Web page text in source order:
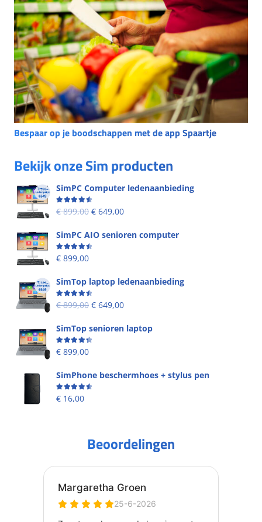
Bespaar op je boodschappen met de app Spaartje
Bekijk onze Sim producten
SimPC Computer ledenaanbieding
Beoordeling 4.60uit 5
€899,00 € 649,00
SimPC AIO senioren computer
Beoordeling
€ 899,00
SimTop laptop ledenaanbieding
Beoordeling 4.53uit 5
€899,00 € 649,00
SimTop senioren laptop
Beoordeling
€ 899,00
SimPhone beschermhoes + stylus pen
Beoordeling
€ 16,00
Beoordelingen